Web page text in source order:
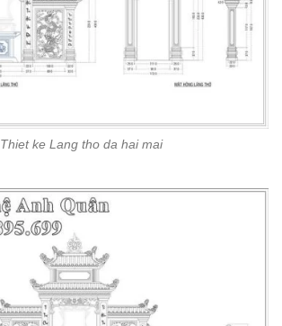
Thiet ke Lang tho da hai mai